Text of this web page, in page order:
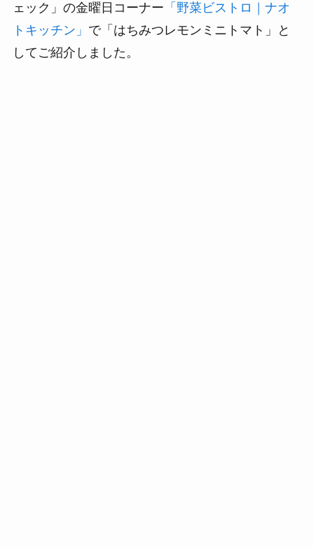
ェック」の金曜日コーナー 「野菜ビストロ｜ナオ
トキッチン」 で「はちみつレモンミニトマト」と
してご紹介しました。